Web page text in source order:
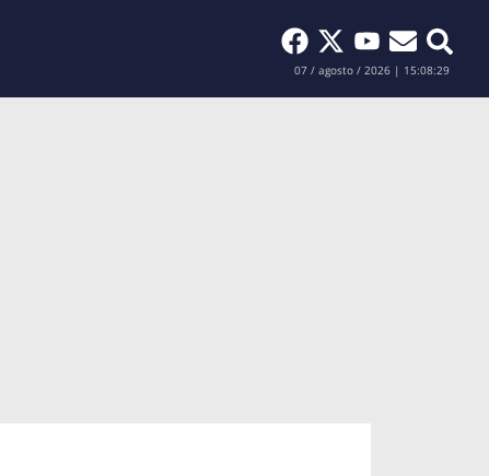
Buscar
07 / agosto / 2026 | 15:08:30